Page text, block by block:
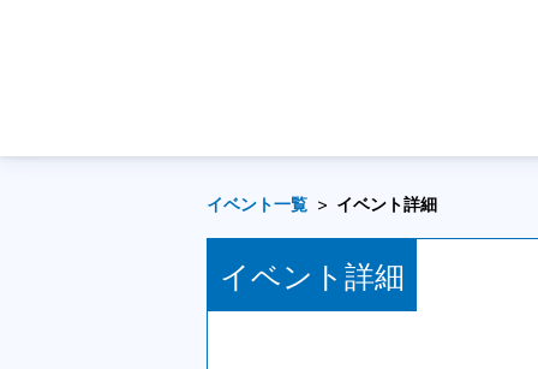
イベント一覧 イベント詳細
イベント詳細